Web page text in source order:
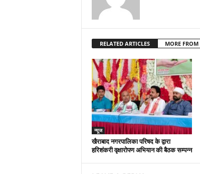
RELATED ARTICLES MORE
न्यूज
खैराबाद नगरपालिका परिषद के द्वारा
हरिशंकरी वृक्षारोपण अभियान की बैठक सम्पन्न